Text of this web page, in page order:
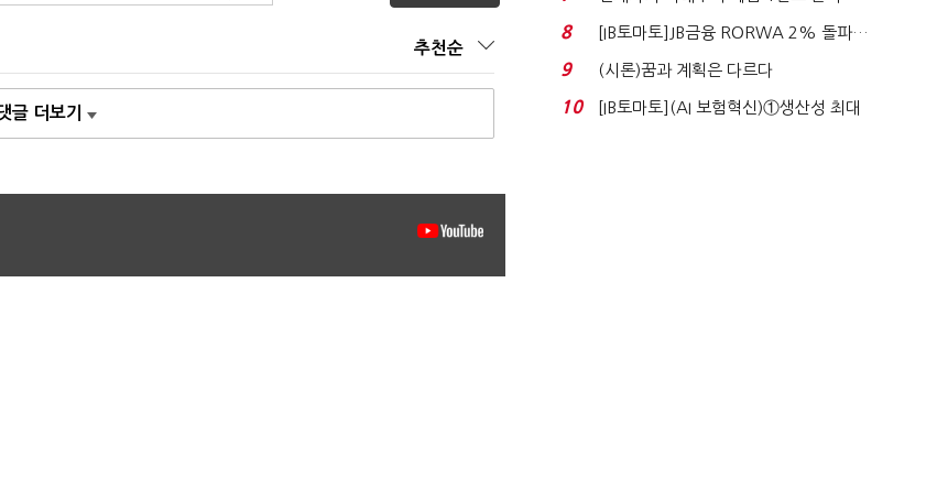
추천순
글 더보기
누적 피해자 4만2...
8
[IB토마토]JB금융 RORWA 2% 돌파…
실적 견인은 은행 ...
9 (시론)꿈과 계획은 다르다
10
[IB토마토](AI 보험혁신)①생산성 최대